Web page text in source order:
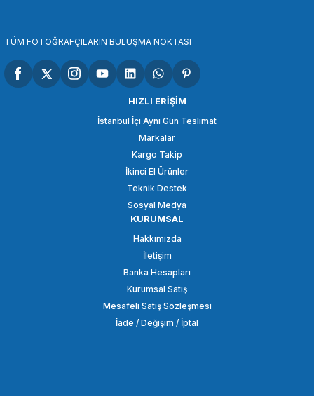
Insta360
Insta360 X5 Aksiyon Kamerası - Racing Araç Kit
SEPETE EKLE
Insta360 X5 360 Derece Kamera Sanal Tur Kiti
TÜM FOTOĞRAFÇILARIN BULUŞMA NOKTASI
HIZLI ERİŞİM
İstanbul İçi Aynı Gün Teslimat
Markalar
Kargo Takip
İkinci El Ürünler
Teknik Destek
Sosyal Medya
KURUMSAL
Hakkımızda
İletişim
Banka Hesapları
Kurumsal Satış
Mesafeli Satış Sözleşmesi
İade / Değişim / İptal